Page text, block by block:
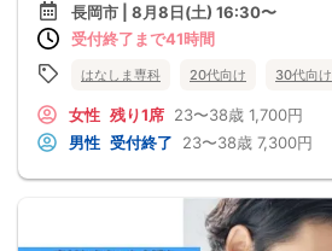
長岡市 | 8月8日(土) 16:30〜
受付終了まで41時間
はなしま専科 20代向け 30代向け
女性 残り1席 23〜38歳 1,700円
男性 受付終了 23〜38歳 7,300円